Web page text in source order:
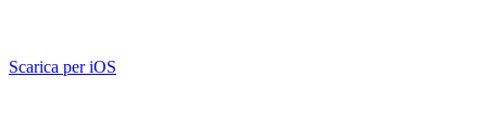
Scarica per iOS